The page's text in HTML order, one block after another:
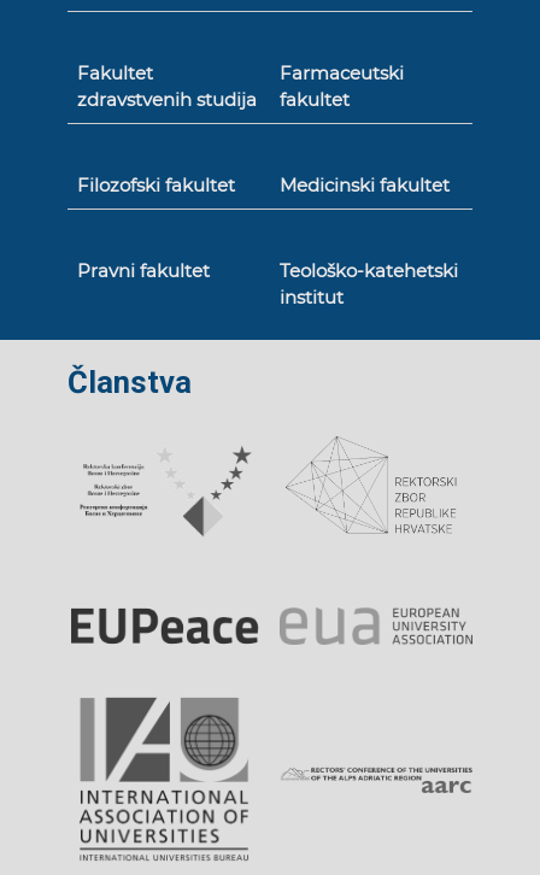
Fakultet
zdravstvenih studija
Farmaceutski
fakultet
Filozofski fakultet Medicinski fakultet
Pravni fakultet
Teološko-katehetski
institut
Članstva